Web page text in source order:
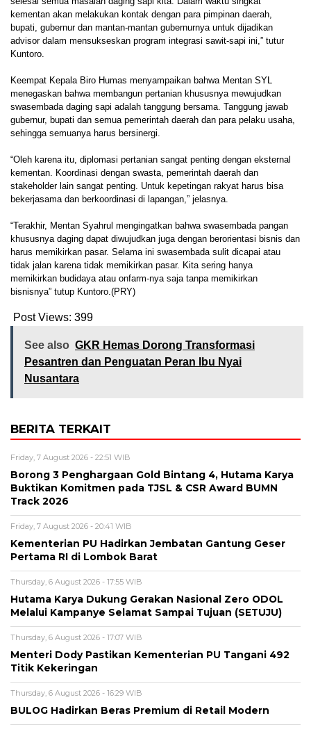
kementan akan melakukan kontak dengan para pimpinan daerah,
bupati, gubernur dan mantan-mantan gubernurnya untuk dijadikan
advisor dalam mensukseskan program integrasi sawit-sapi ini,” tutur
Kuntoro.
Keempat Kepala Biro Humas menyampaikan bahwa Mentan SYL
menegaskan bahwa membangun pertanian khususnya mewujudkan
swasembada daging sapi adalah tanggung bersama. Tanggung jawab
gubernur, bupati dan semua pemerintah daerah dan para pelaku usaha,
sehingga semuanya harus bersinergi.
“Oleh karena itu, diplomasi pertanian sangat penting dengan eksternal
kementan. Koordinasi dengan swasta, pemerintah daerah dan
stakeholder lain sangat penting. Untuk kepetingan rakyat harus bisa
bekerjasama dan berkoordinasi di lapangan,” jelasnya.
“Terakhir, Mentan Syahrul mengingatkan bahwa swasembada pangan
khususnya daging dapat diwujudkan juga dengan berorientasi bisnis dan
harus memikirkan pasar. Selama ini swasembada sulit dicapai atau
tidak jalan karena tidak memikirkan pasar. Kita sering hanya
memikirkan budidaya atau onfarm-nya saja tanpa memikirkan
bisnisnya” tutup Kuntoro.(PRY)
Post Views: 399
See also GKR Hemas Dorong Transformasi
Pesantren dan Penguatan Peran Ibu Nyai
Nusantara
BERITA TERKAIT
Friday, 7 August 2026 - 22:51 WIB
Borong 3 Penghargaan Gold Bintang 4, Hutama Karya
Buktikan Komitmen pada TJSL & CSR Award BUMN
Track 2026
Friday, 7 August 2026 - 20:41 WIB
Kementerian PU Hadirkan Jembatan Gantung Geser
Pertama RI di Lombok Barat
Thursday, 6 August 2026 - 17:55 WIB
Hutama Karya Dukung Gerakan Nasional Zero ODOL
Melalui Kampanye Selamat Sampai Tujuan (SETUJU)
Thursday, 6 August 2026 - 17:07 WIB
Menteri Dody Pastikan Kementerian PU Tangani 492
Titik Kekeringan
Thursday, 6 August 2026 - 16:29 WIB
BULOG Hadirkan Beras Premium di Retail Modern